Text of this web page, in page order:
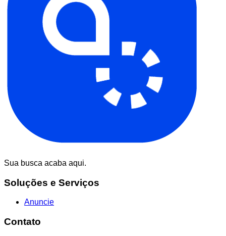
Sua busca acaba aqui.
Soluções e Serviços
Anuncie
Contato